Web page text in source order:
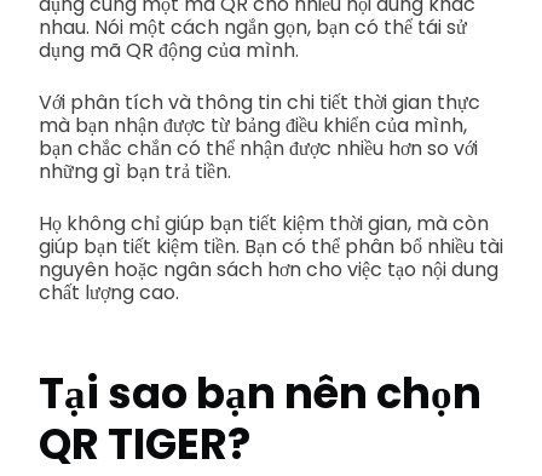
nhau. Nói một cách ngắn gọn, bạn có thể tái sử
dụng mã QR động của mình.
Với phân tích và thông tin chi tiết thời gian thực
mà bạn nhận được từ bảng điều khiển của mình,
bạn chắc chắn có thể nhận được nhiều hơn so với
những gì bạn trả tiền.
Họ không chỉ giúp bạn tiết kiệm thời gian, mà còn
giúp bạn tiết kiệm tiền. Bạn có thể phân bổ nhiều tài
nguyên hoặc ngân sách hơn cho việc tạo nội dung
chất lượng cao.
Tại sao bạn nên chọn
QR TIGER?